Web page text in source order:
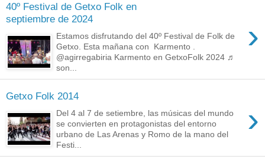
40º Festival de Getxo Folk en
septiembre de 2024
›
Estamos disfrutando del 40º Festival de Folk de
Getxo. Esta mañana con Karmento .
@agirregabiria Karmento en GetxoFolk 2024 ♬
son...
Getxo Folk 2014
›
Del 4 al 7 de setiembre, las músicas del mundo
se convierten en protagonistas del entorno
urbano de Las Arenas y Romo de la mano del
Festi...